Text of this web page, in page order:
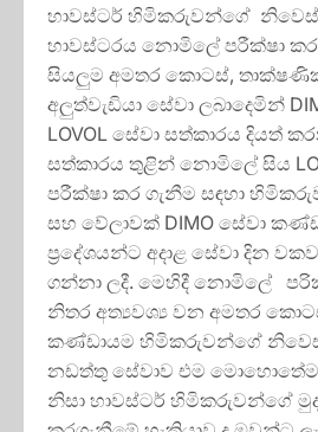
හාවස්ටර් හිමිකරුවන්ගේ
හාවස්ටරය නොමිලේ පරීක්ෂා
සියලුම අමතර කොටස්,
අලුත්වැඩියා සේවා ලබාදෙමින්
LOVOL සේවා සත්කාරය දියත්
සත්කාරය තුළින් නොමිලේ සිය
පරීක්ෂා කර ගැනීම සඳහා
සහ වේලාවක් DIMO සේවා
ප්‍රදේශයන්ට අදාළ සේවා දින
ගන්නා ලදී. මෙහිදී නොමිලේ
නිතර අත්‍යවශ්‍ය වන අමතර
කණ්ඩායම හිමිකරුවන්ගේ
නඩත්තු සේවාව එම
නිසා හාවස්ටර් හිමිකරුවන්ගේ